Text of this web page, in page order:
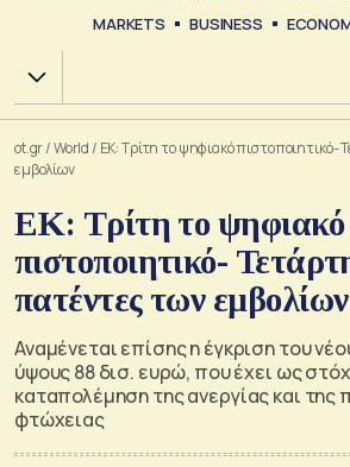
MARKETS BUSINESS
Χ.Α.
ot.gr/World / ΕΚ: Τρίτη το ψηφιακό πιστοποιητικό-
εμβολίων
ΕΚ: Τρίτη το ψηφιακό
πιστοποιητικό-
πατέντες των εμβολίων
Αναμένεται επίσης η έγκριση του
ύψους 88 δισ. ευρώ, που έχει ως
καταπολέμηση της ανεργίας και της
φτώχειας